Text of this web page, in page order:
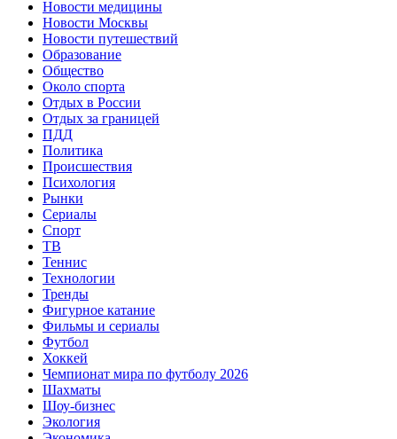
Новости медицины
Новости Москвы
Новости путешествий
Образование
Общество
Около спорта
Отдых в России
Отдых за границей
ПДД
Политика
Происшествия
Психология
Рынки
Сериалы
Спорт
ТВ
Теннис
Технологии
Тренды
Фигурное катание
Фильмы и сериалы
Футбол
Хоккей
Чемпионат мира по футболу 2026
Шахматы
Шоу-бизнес
Экология